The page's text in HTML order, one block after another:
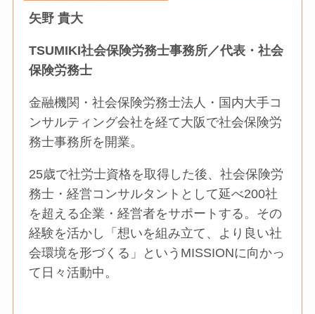
矢野 貴大
TSUMIKI社会保険労務士事務所／代表・社会
保険労務士
金融機関・社会保険労務士法人・国内大手コ
ンサルティング会社を経て大阪で社会保険労
務士事務所を開業。
25歳で社労士資格を取得した後、社会保険労
務士・経営コンサルタントとして延べ200社
を超える企業・経営者をサポートする。その
経験を活かし「想いを組み立て、より良い社
会環境を形づくる」というMISSIONに向かっ
て日々活動中。